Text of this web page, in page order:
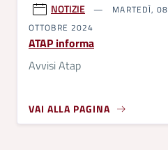
NOTIZIE
MARTEDÌ, 08
OTTOBRE 2024
ATAP informa
Avvisi Atap
VAI ALLA PAGINA